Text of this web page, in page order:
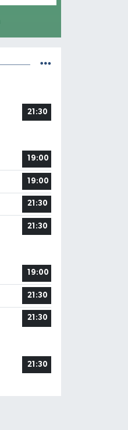
21:30
19:00
19:00
21:30
21:30
19:00
21:30
21:30
21:30